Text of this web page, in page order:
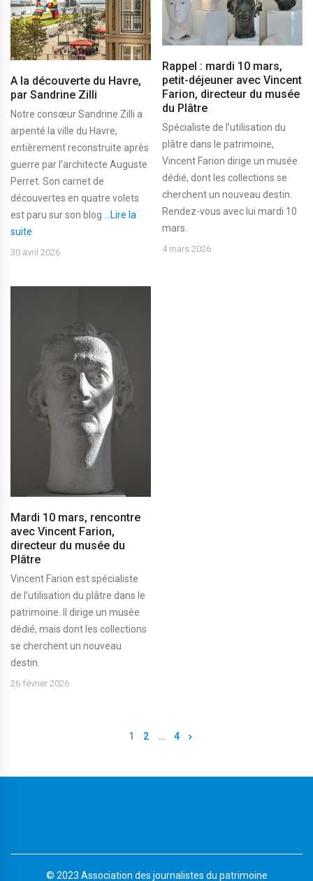
A la découverte du Havre,
par Sandrine Zilli
Notre consœur Sandrine Zilli a
arpenté la ville du Havre,
entièrement reconstruite après
guerre par l’architecte Auguste
Perret. Son carnet de
découvertes en quatre volets
est paru sur son blog ...
Lire la
suite
30 avril 2026
Rappel : mardi 10 mars,
petit-déjeuner avec Vincent
Farion, directeur du musée
du Plâtre
Spécialiste de l’utilisation du
plâtre dans le patrimoine,
Vincent Farion dirige un musée
dédié, dont les collections se
cherchent un nouveau destin.
Rendez-vous avec lui mardi 10
mars.
4 mars 2026
Mardi 10 mars, rencontre
avec Vincent Farion,
directeur du musée du
Plâtre
Vincent Farion est spécialiste
de l’utilisation du plâtre dans le
patrimoine. Il dirige un musée
dédié, mais dont les collections
se cherchent un nouveau
destin.
26 février 2026
1 2 … 4
© 2023 Association des journalistes du patrimoine